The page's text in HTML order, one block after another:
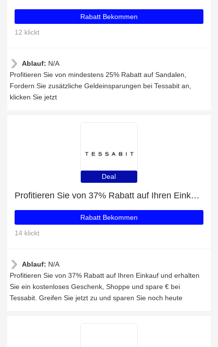
Rabatt Bekommen
12 klickt
Ablauf: N/A
Profitieren Sie von mindestens 25% Rabatt auf Sandalen,
Fordern Sie zusätzliche Geldeinsparungen bei Tessabit an,
klicken Sie jetzt
Deal
Profitieren Sie von 37% Rabatt auf Ihren Einkauf und erhalten Sie ein kostenloses Geschenk
Rabatt Bekommen
14 klickt
Ablauf: N/A
Profitieren Sie von 37% Rabatt auf Ihren Einkauf und erhalten
Sie ein kostenloses Geschenk, Shoppe und spare € bei
Tessabit. Greifen Sie jetzt zu und sparen Sie noch heute